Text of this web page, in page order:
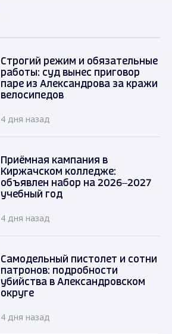
Строгий режим и обязательные
работы: суд вынес приговор
паре из Александрова за кражи
велосипедов
4 дня назад
Приёмная кампания в
Киржачском колледже:
объявлен набор на 2026–2027
учебный год
4 дня назад
Самодельный пистолет и сотни
патронов: подробности
убийства в Александровском
округе
4 дня назад